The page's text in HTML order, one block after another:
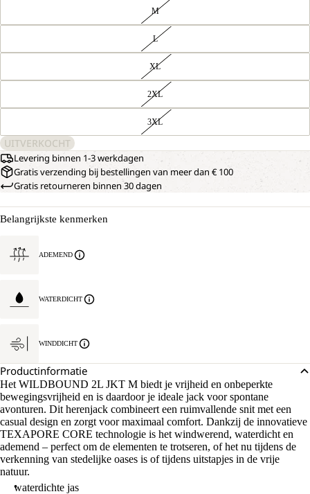
M
L
XL
2XL
3XL
UITVERKOCHT
Levering binnen 1-3 werkdagen
Gratis verzending bij bestellingen van meer dan € 100
Gratis retourneren binnen 30 dagen
Belangrijkste kenmerken
ADEMEND
WATERDICHT
WINDDICHT
Productinformatie
Het WILDBOUND 2L JKT M biedt je vrijheid en onbeperkte
bewegingsvrijheid en is daardoor je ideale jack voor spontane
avonturen. Dit herenjack combineert een ruimvallende snit met een
casual design en zorgt voor maximaal comfort. Dankzij de innovatieve
TEXAPORE CORE technologie is het windwerend, waterdicht en
ademend – perfect om de elementen te trotseren, of het nu tijdens de
verkenning van stedelijke oases is of tijdens uitstapjes in de vrije
natuur.
waterdichte jas